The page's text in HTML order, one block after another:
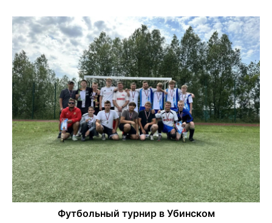
Андрей Травников поздравил новосибирцев с
юбилейным Днем строителя
Ученики новосибирского лицея победили в
Международной олимпиаде по ИИ